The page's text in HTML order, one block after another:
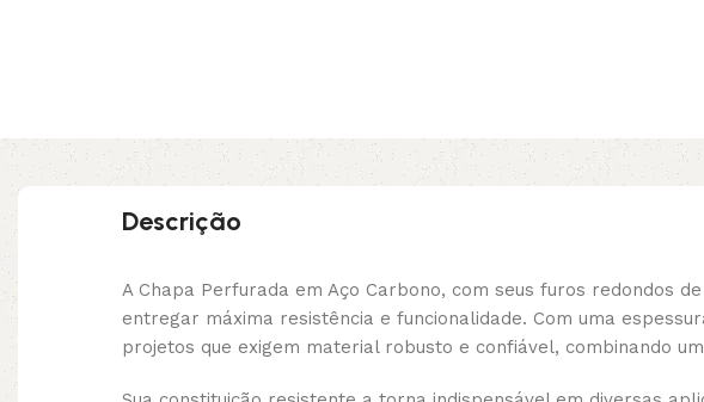
Descrição
A Chapa Perfurada em Aço Carbono, com seus furos redondos
entregar máxima resistência e funcionalidade. Com uma
projetos que exigem material robusto e confiável, combinando